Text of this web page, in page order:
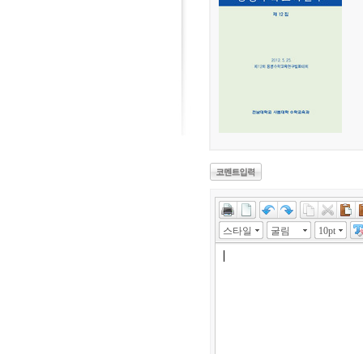
스타일 굴림 10pt